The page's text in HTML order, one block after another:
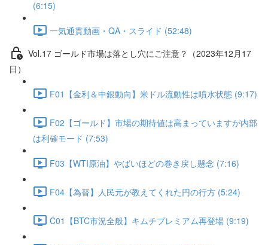
(6:15)
一気通貫動画・QA・スライド (52:48)
Vol.17 ゴールド市場は落とし穴にご注意？（2023年12月17
日）
F01【金利＆中銀動向】米ドル流動性は噴水状態 (9:17)
F02【ゴールド】市場の期待値は高まっていますが内部
は利確モード (7:53)
F03【WTI原油】やばいほどの巻き戻し懸念 (7:16)
F04【為替】人民元が教えてくれた円の行方 (5:24)
C01【BTC市況全般】キムチプレミアム再登場 (9:19)